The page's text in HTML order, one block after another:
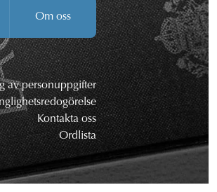
Om oss
av personuppgifter
Kontakta oss
Ordlista